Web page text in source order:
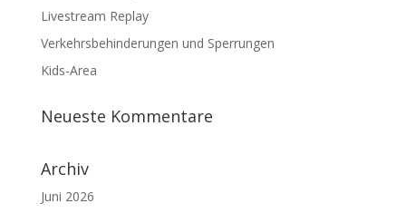
Livestream Replay
Verkehrsbehinderungen und Sperrungen
Kids-Area
Neueste Kommentare
Archiv
Juni 2026